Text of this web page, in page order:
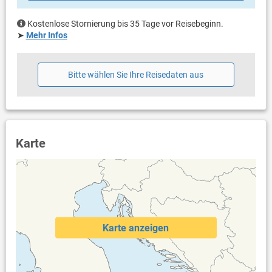
Kostenlose Stornierung bis 35 Tage vor Reisebeginn.
➤ Mehr Infos
Bitte wählen Sie Ihre Reisedaten aus
Karte
Karte anzeigen